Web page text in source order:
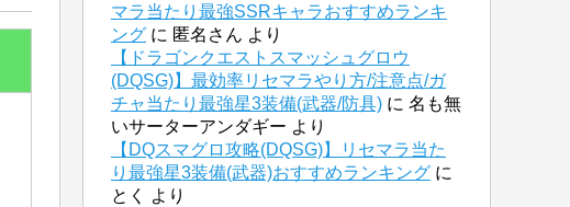
マラ当たり最強SSRキャラおすすめランキ
ング に 匿名さん より
【ドラゴンクエストスマッシュグロウ
(DQSG)】最効率リセマラやり方/注意点/ガ
チャ当たり最強星3装備(武器/防具) に 名も無
いサーターアンダギー より
【DQスマグロ攻略(DQSG)】リセマラ当た
り最強星3装備(武器)おすすめランキング に
とく
より